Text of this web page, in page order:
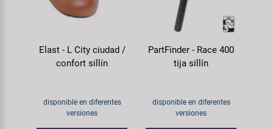
Elast - L City ciudad /
confort sillín
disponible en diferentes
versiones
PartFinder - Race 400
tija sillín
disponible en diferentes
versiones